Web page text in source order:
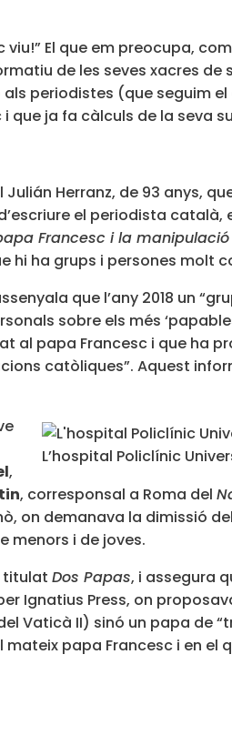
El que em preocupa,
de les seves xacres
periodistes (que seguim
ja fa càlculs de la seva
Herranz, de 93 anys,
el periodista català,
Francesc i la
ha grups i persones molt
que l’any 2018 un
sobre els més
papa Francesc i que ha
catòliques”. Aquest
L’hospital Policlínic
,
, corresponsal a Roma del
on demanava la dimissió
menors i de joves.
titulat Dos Papas, i assegura
Ignatius Press, on
Vaticà II) sinó un papa de
papa Francesc i en el